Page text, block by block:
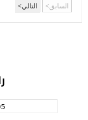
السابق التالي